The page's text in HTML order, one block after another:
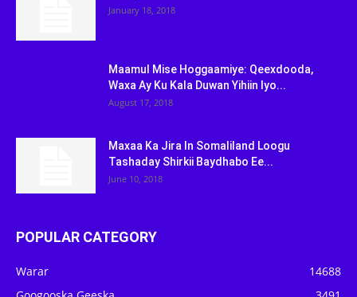
January 18, 2018
Maamul Mise Hoggaamiye: Qeexdooda,
Waxa Ay Ku Kala Duwan Yihiin Iyo...
August 17, 2018
Maxaa Ka Jira In Somaliland Loogu
Tashaday Shirkii Baydhabo Ee...
June 10, 2018
POPULAR CATEGORY
Warar
14688